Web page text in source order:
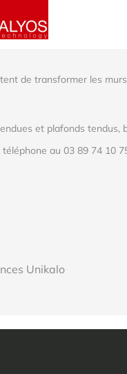
de transformer les
et plafonds tendus,
au 03 89 74 10
Unikalo